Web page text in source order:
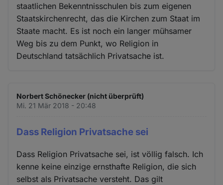
staatlichen Bekenntnisschulen bis zum eigenen
Staatskirchenrecht, das die Kirchen zum Staat im
Staate macht. Es ist noch ein langer mühsamer
Weg bis zu dem Punkt, wo Religion in
Deutschland tatsächlich Privatsache ist.
Norbert Schönecker (nicht überprüft)
Mi. 21 Mär 2018 - 20:48
Dass Religion Privatsache sei
Dass Religion Privatsache sei, ist völlig falsch. Ich
kenne keine einzige ernsthafte Religion, die sich
selbst als Privatsache versteht. Das gilt